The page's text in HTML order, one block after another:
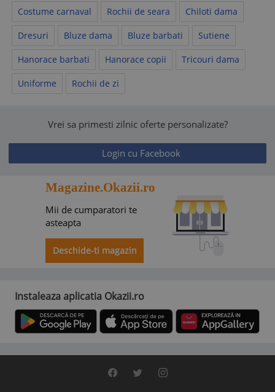
Costume carnaval Rochii de seara Chiloti dama
Dresuri Bluze dama Bluze barbati Sutiene
Hanorace barbati Hanorace copii Tricouri dama
Uniforme Rochii de zi
Vrei sa primesti zilnic oferte personalizate?
Login cu Facebook
Magazine.Okazii.ro
Mii de cumparatori te
asteapta
Deschide-ti magazin
Instaleaza aplicatia Okazii.ro